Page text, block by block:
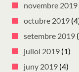
novembre 2019
octubre 2019
setembre 2019
juliol 2019 (1)
juny 2019 (4)